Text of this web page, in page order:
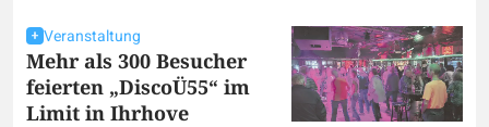
Veranstaltung
Mehr als 300 Besucher
feierten „DiscoÜ55“ im
Limit in Ihrhove